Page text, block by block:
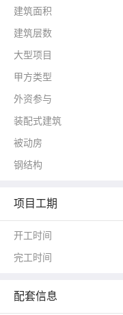
建筑面积
建筑层数
大型项目
甲方类型
外资参与
装配式建筑
被动房
钢结构
项目工期
开工时间
完工时间
配套信息